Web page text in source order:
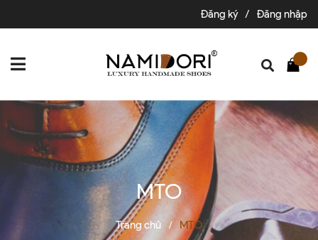
Đăng ký / Đăng nhập
MTO
Trang chủ / MTO